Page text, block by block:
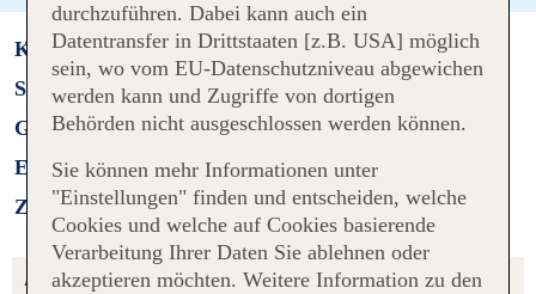
Kostenlos einchecken
Sitzplätze auswählen
Gepäck dazubuchen
Exklusive Gerichte
Zeitersparnis am Flughafen
Allgemeine Informationen
durchzuführen. Dabei kann auch ein
Datentransfer in Drittstaaten [z.B. USA] möglich
sein, wo vom EU-Datenschutzniveau abgewichen
werden kann und Zugriffe von dortigen
Behörden nicht ausgeschlossen werden können.
Sie können mehr Informationen unter
"Einstellungen" finden und entscheiden, welche
Cookies und welche auf Cookies basierende
Verarbeitung Ihrer Daten Sie ablehnen oder
akzeptieren möchten. Weitere Information zu den